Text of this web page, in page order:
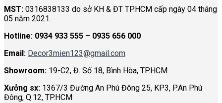
MST: 0316838133 do sở KH & ĐT TP.HCM cấp ngày 04 tháng
05 năm 2021.
Hotline: 0934 933 555 – 0935 656 000
Email: Decor3mien123@gmail.com
Showroom: 19-C2, Đ. Số 18, Bình Hòa, TP.HCM
Xưởng sx: 1367/3 Đường An Phú Đông 25, KP3, P.An Phú
Đông, Q.12, TP.HCM